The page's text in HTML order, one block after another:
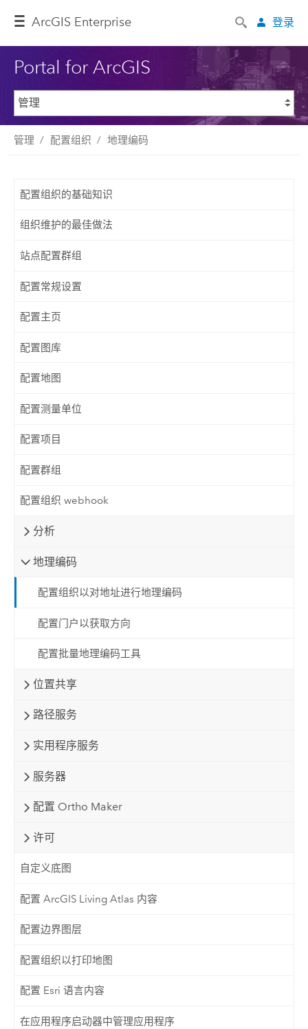
ArcGIS Enterprise 登录
Portal for ArcGIS
管理 配置组织 地理编码
配置组织的基础知识
组织维护的最佳做法
站点配置群组
配置常规设置
配置主页
配置图库
配置地图
配置测量单位
配置项目
配置群组
配置组织 webhook
分析
地理编码
配置组织以对地址进行地理编码
配置门户以获取方向
配置批量地理编码工具
位置共享
路径服务
实用程序服务
服务器
配置 Ortho Maker
许可
自定义底图
配置 ArcGIS Living Atlas 内容
配置边界图层
配置组织以打印地图
配置 Esri 语言内容
在应用程序启动器中管理应用程序